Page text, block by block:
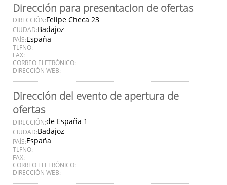
Dirección para presentacion de ofertas
DIRECCIÓN:Felipe Checa 23
CIUDAD:Badajoz
PAÍS:España
TLFNO:
FAX:
CORREO ELETRÓNICO:
DIRECCIÓN WEB:
Dirección del evento de apertura de
ofertas
DIRECCIÓN:de España 1
CIUDAD:Badajoz
PAÍS:España
TLFNO:
FAX:
CORREO ELETRÓNICO:
DIRECCIÓN WEB: